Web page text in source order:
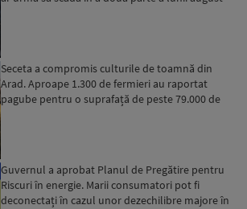
Seceta a compromis culturile de toamnă din
Arad. Aproape 1.300 de fermieri au raportat
pagube pentru o suprafață de peste 79.000 de
Guvernul a aprobat Planul de Pregătire pentru
Riscuri în energie. Marii consumatori pot fi
deconectați în cazul unor dezechilibre majore în